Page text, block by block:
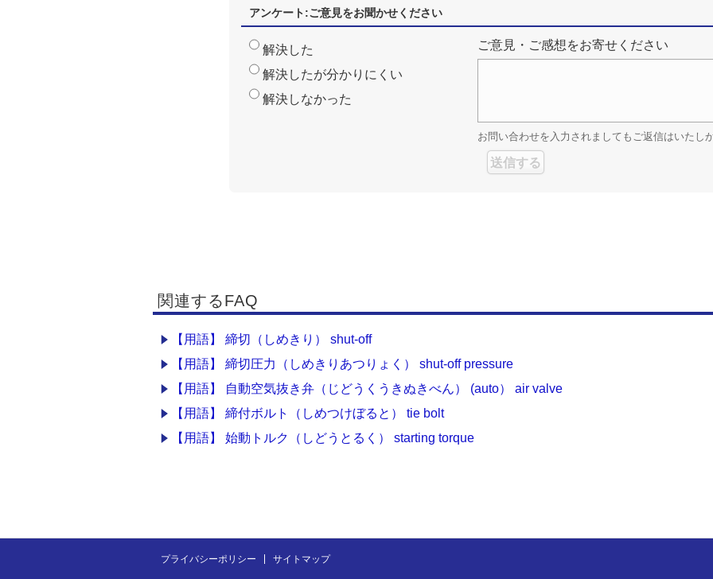
アンケート:ご意見をお聞かせください
解決した
解決したが分かりにくい
解決しなかった
ご意見・ご感想をお寄せください
お問い合わせを入力されましてもご返信はいたし
関連するFAQ
【用語】 締切（しめきり） shut-off
【用語】 締切圧力（しめきりあつりょく） shut-off pressure
【用語】 自動空気抜き弁（じどうくうきぬきべん） (auto） air valve
【用語】 締付ボルト（しめつけぼると） tie bolt
【用語】 始動トルク（しどうとるく） starting torque
プライバシーポリシー サイトマップ